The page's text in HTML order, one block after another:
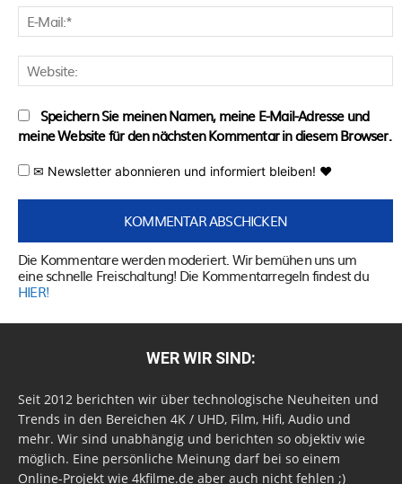
Speichern Sie meinen Namen, meine E-Mail-Adresse und
meine Website für den nächsten Kommentar in diesem Browser.
✉ Newsletter abonnieren und informiert bleiben! ♥
Die Kommentare werden moderiert. Wir bemühen uns um
eine schnelle Freischaltung! Die Kommentarregeln findest du
HIER!
WER WIR SIND:
Seit 2012 berichten wir über technologische Neuheiten und
Trends in den Bereichen 4K / UHD, Film, Hifi, Audio und
mehr. Wir sind unabhängig und berichten so objektiv wie
möglich. Eine persönliche Meinung darf bei so einem
Online-Projekt wie 4kfilme.de aber auch nicht fehlen ;)